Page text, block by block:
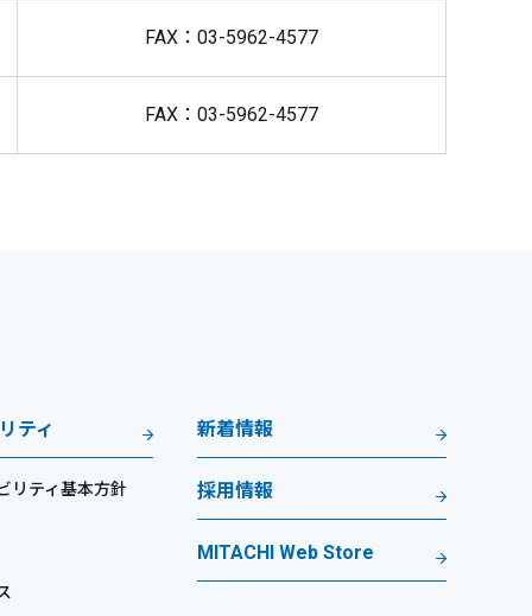
FAX：03-5962-4577
FAX：03-5962-4577
ティ
リティ基本方針
新着情報
採用情報
MITACHI Web Store